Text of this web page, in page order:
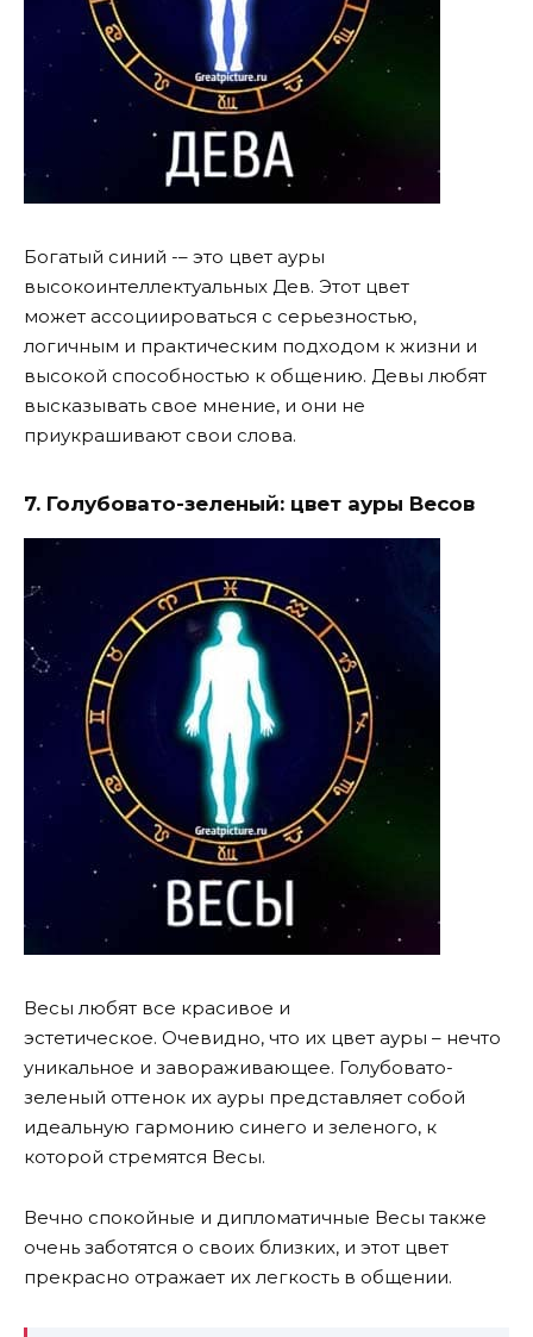
Богатый синий -– это цвет ауры
высокоинтеллектуальных Дев. Этот цвет
может ассоциироваться с серьезностью,
логичным и практическим подходом к жизни и
высокой способностью к общению. Девы любят
высказывать свое мнение, и они не
приукрашивают свои слова.
7. Голубовато-зеленый: цвет ауры Весов
Весы любят все красивое и
эстетическое. Очевидно, что их цвет ауры – нечто
уникальное и завораживающее. Голубовато-
зеленый оттенок их ауры представляет собой
идеальную гармонию синего и зеленого, к
которой стремятся Весы.
Вечно спокойные и дипломатичные Весы также
очень заботятся о своих близких, и этот цвет
прекрасно отражает их легкость в общении.